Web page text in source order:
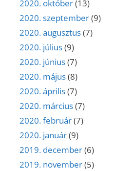
2020. október(13)
2020. szeptember(9)
2020. augusztus(7)
2020. július(9)
2020. június(7)
2020. május(8)
2020. április(7)
2020. március(7)
2020. február(7)
2020. január(9)
2019. december(6)
2019. november(5)